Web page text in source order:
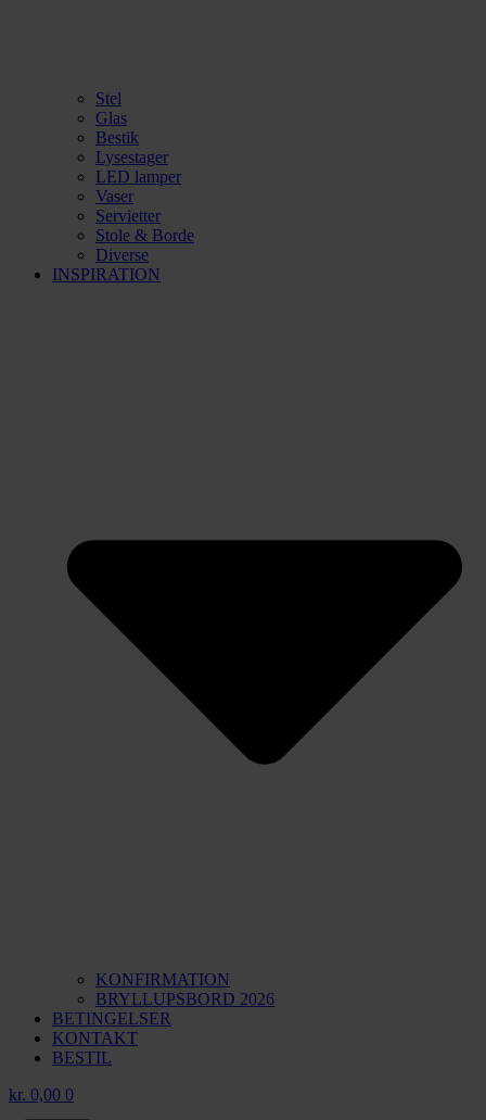
Stel
Glas
Bestik
Lysestager
LED lamper
Vaser
Servietter
Stole & Borde
Diverse
INSPIRATION
KONFIRMATION
BRYLLUPSBORD 2026
BETINGELSER
KONTAKT
BESTIL
kr. 0,00 0